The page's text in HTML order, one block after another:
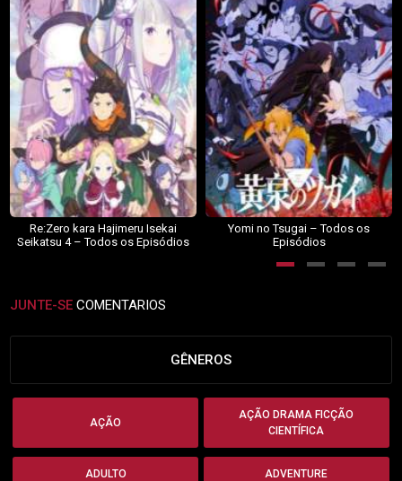
Re:Zero kara Hajimeru Isekai
Seikatsu 4 – Todos os Episódios
Yomi no Tsugai – Todos os
Episódios
JUNTE-SE COMENTARIOS
GÊNEROS
AÇÃO
AÇÃO DRAMA FICÇÃO
CIENTÍFICA
ADULTO ADVENTURE